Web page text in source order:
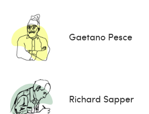
Gaetano Pesce
Richard Sapper